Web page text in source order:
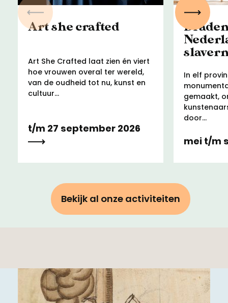
Art she crafted
Art She Crafted laat zien én viert
hoe vrouwen overal ter wereld,
van de oudheid tot nu, kunst en
cultuur...
t/m 27 september 2026
In elf
gemaakt,
door...
mei t/m
Vorige
Bekijk al onze activiteiten